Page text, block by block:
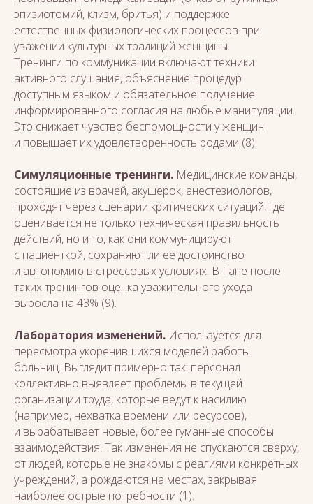
эпизиотомий, клизм, бритья) и поддержке
естественных физиологических процессов при
уважении культурных традиций женщины.
Тренинги по коммуникации включают техники
активного слушания, объяснение процедур
доступным языком и обязательное получение
информированного согласия на любые манипуляции.
Это снижает чувство беспомощности у женщин
и повышает их удовлетворенность родами (8).
Симуляционные тренинги. Медицинские команды,
состоящие из врачей, акушерок, анестезиологов,
проходят через сценарии критических ситуаций, где
оценивается не только техническая правильность
действий, но и то, как они коммуницируют
с пациенткой, сохраняют ли её достоинство
и автономию в стрессовых условиях. В Гане после
таких тренингов оценка уважительного ухода
выросла на 43% (9).
Лаборатория изменений. Используется для
пересмотра укоренившихся моделей работы
больниц. Выглядит примерно так: персонал
коллективно выявляет проблемы в текущей
организации труда, которые ведут к насилию
(например, нехватка времени или ресурсов),
и вырабатывает новые, более гуманные способы
взаимодействия. Так изменения не спускаются сверху,
от людей, которые не знакомы с реалиями конкретных
учреждений, а рождаются на местах, закрывая
наиболее острые потребности (1).